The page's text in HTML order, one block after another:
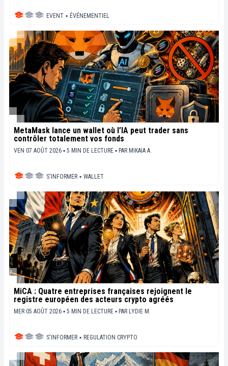
EVENT ▪ ÉVÉNEMENTIEL
MetaMask lance un wallet où l’IA peut trader sans
contrôler totalement vos fonds
VEN 07 AOÛT 2026 ▪ 5 MIN DE LECTURE ▪ PAR MIKAIA A.
S'INFORMER ▪ WALLET
MiCA : Quatre entreprises françaises rejoignent le
registre européen des acteurs crypto agréés
MER 05 AOÛT 2026 ▪ 5 MIN DE LECTURE ▪ PAR LYDIE M.
S'INFORMER ▪ REGULATION CRYPTO